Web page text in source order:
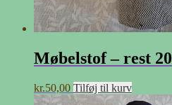
Møbelstof – rest 20
kr.50,00 Tilføj til kurv